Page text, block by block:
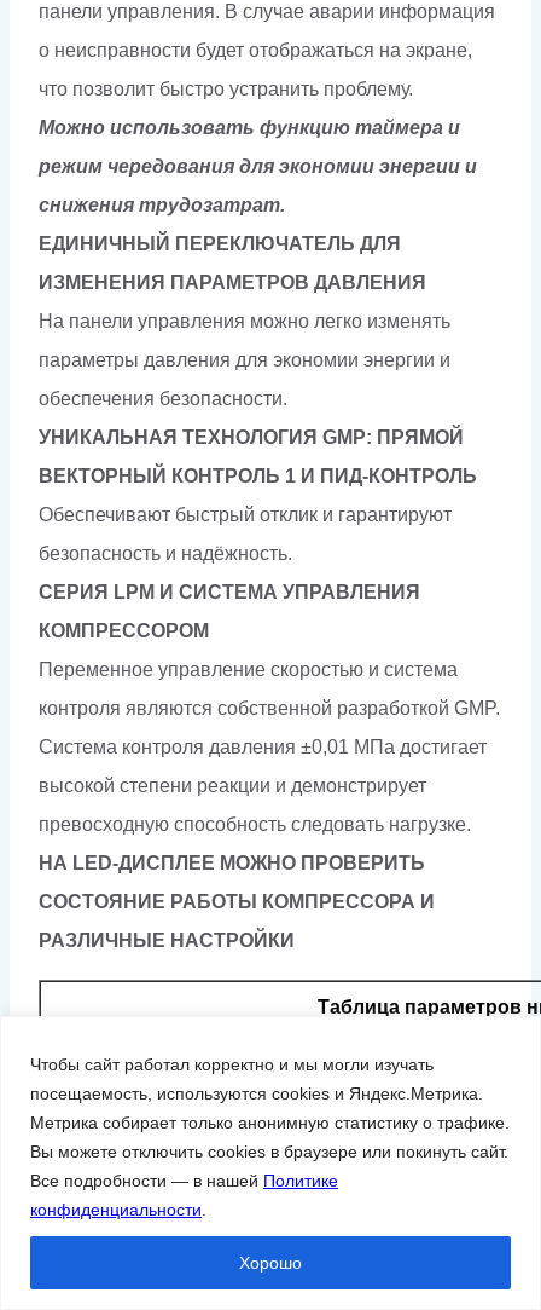
Чтобы сайт работал корректно и мы могли изучать
посещаемость, используются cookies и Яндекс.Метрика.
Метрика собирает только анонимную статистику о трафике.
Вы можете отключить cookies в браузере или покинуть сайт.
Все подробности — в нашей Политике
конфиденциальности
Хорошо
панели управления. В случае аварии информация
о неисправности будет отображаться на экране,
что позволит быстро устранить проблему.
Можно использовать функцию таймера и
режим чередования для экономии энергии и
снижения трудозатрат.
ЕДИНИЧНЫЙ ПЕРЕКЛЮЧАТЕЛЬ ДЛЯ
ИЗМЕНЕНИЯ ПАРАМЕТРОВ ДАВЛЕНИЯ
На панели управления можно легко изменять
параметры давления для экономии энергии и
обеспечения безопасности.
УНИКАЛЬНАЯ ТЕХНОЛОГИЯ GMP: ПРЯМОЙ
ВЕКТОРНЫЙ КОНТРОЛЬ 1 И ПИД-КОНТРОЛЬ
Обеспечивают быстрый отклик и гарантируют
безопасность и надёжность.
СЕРИЯ LPM И СИСТЕМА УПРАВЛЕНИЯ
КОМПРЕССОРОМ
Переменное управление скоростью и система
контроля являются собственной разработкой GMP.
Система контроля давления ±0,01 МПа достигает
высокой степени реакции и демонстрирует
превосходную способность следовать нагрузке.
НА LED-ДИСПЛЕЕ МОЖНО ПРОВЕРИТЬ
СОСТОЯНИЕ РАБОТЫ КОМПРЕССОРА И
РАЗЛИЧНЫЕ НАСТРОЙКИ
Таблица параметров
Модель
Мощность Лошадиные Давление
GM15-3
(4)
22 30